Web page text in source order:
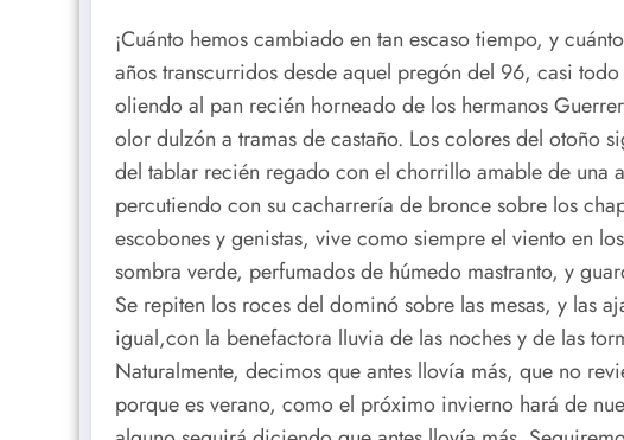
¡Cuánto hemos cambiado en tan escaso tiempo, y
años transcurridos desde aquel pregón del 96, casi
oliendo al pan recién horneado de los hermanos
olor dulzón a tramas de castaño. Los colores del otoño
del tablar recién regado con el chorrillo amable de una
percutiendo con su cacharrería de bronce sobre los
escobones y genistas, vive como siempre el viento en
sombra verde, perfumados de húmedo mastranto, y
Se repiten los roces del dominó sobre las mesas, y las
igual,con la benefactora lluvia de las noches y de las
Naturalmente, decimos que antes llovía más, que no
porque es verano, como el próximo invierno hará de